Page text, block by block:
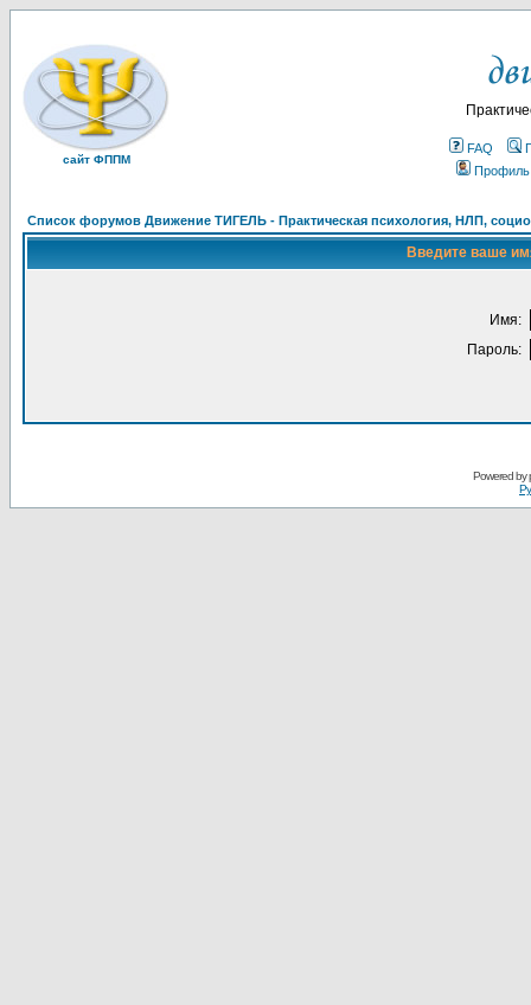
сайт ФППМ
FAQ
Профиль
Список форумов Движение ТИГЕЛЬ - Практическая психология, НЛП,
Введите ваше
Имя:
Пароль:
Powered by